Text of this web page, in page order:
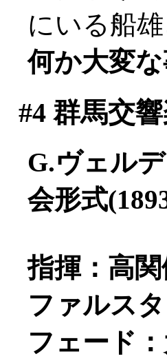
にいる船
何か大変
#4群馬交響
G.ヴェル
会形式
指揮：高関
ファルス
フェード